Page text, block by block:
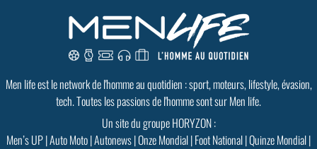
Men life est le network de l'homme au quotidien : sport, moteurs, lifestyle, évasion,
tech. Toutes les passions de l'homme sont sur Men life.
Un site du groupe HORYZON :
Men’s UP|Auto Moto|Autonews|Onze Mondial|Foot National|Quinze Mondial|